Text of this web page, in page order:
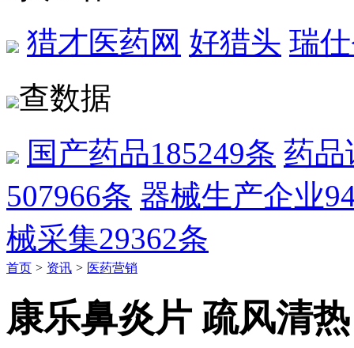
猎才医药网 好猎头 瑞
查数据
国产药品185249条 药品
507966条 器械生产企业
械采集29362条
首页 > 资讯 > 医药营销
康乐鼻炎片 疏风清热